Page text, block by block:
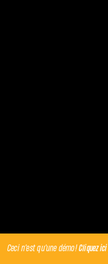
Ceci n'est qu'une démo! Cliquez ici